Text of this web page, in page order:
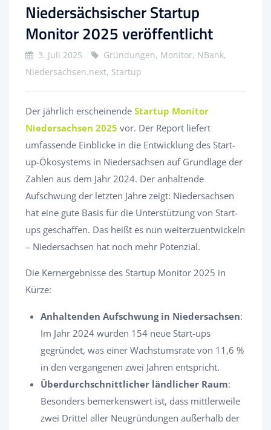
Niedersächsischer Startup
Monitor 2025 veröffentlicht
3. Juli 2025
Gründungen, Monitor, NBank,
Niedersachsen.next, Startup
Der jährlich erscheinende Startup Monitor
Niedersachsen 2025 vor. Der Report liefert
umfassende Einblicke in die Entwicklung des Start-
up-Ökosystems in Niedersachsen auf Grundlage der
Zahlen aus dem Jahr 2024. Der anhaltende
Aufschwung der letzten Jahre zeigt: Niedersachsen
hat eine gute Basis für die Unterstützung von Start-
ups geschaffen. Das heißt es nun weiterzuentwickeln
– Niedersachsen hat noch mehr Potenzial.
Die Kernergebnisse des Startup Monitor 2025 in
Kürze:
Anhaltenden Aufschwung in Niedersachsen:
Im Jahr 2024 wurden 154 neue Start-ups
gegründet, was einer Wachstumsrate von 11,6 %
in den vergangenen zwei Jahren entspricht.
Überdurchschnittlicher ländlicher Raum:
Besonders bemerkenswert ist, dass mittlerweile
zwei Drittel aller Neugründungen außerhalb der